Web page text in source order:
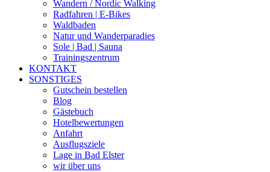
Wandern / Nordic Walking
Radfahren | E-Bikes
Waldbaden
Natur und Wanderparadies
Sole | Bad | Sauna
Trainingszentrum
KONTAKT
SONSTIGES
Gutschein bestellen
Blog
Gästebuch
Hotelbewertungen
Anfahrt
Ausflugsziele
Lage in Bad Elster
wir über uns